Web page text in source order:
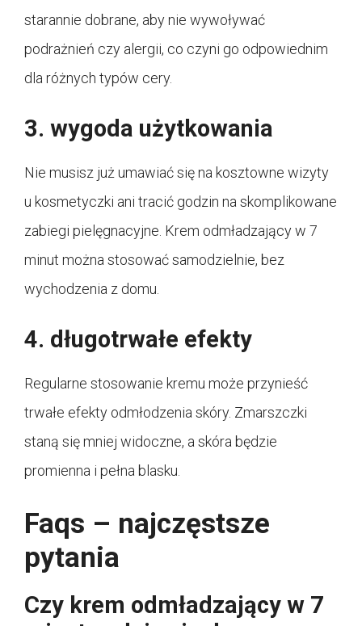
starannie dobrane, aby nie wywoływać
podrażnień czy alergii, co czyni go odpowiednim
dla różnych typów cery.
3. wygoda użytkowania
Nie musisz już umawiać się na kosztowne wizyty
u kosmetyczki ani tracić godzin na skomplikowane
zabiegi pielęgnacyjne. Krem odmładzający w 7
minut można stosować samodzielnie, bez
wychodzenia z domu.
4. długotrwałe efekty
Regularne stosowanie kremu może przynieść
trwałe efekty odmłodzenia skóry. Zmarszczki
staną się mniej widoczne, a skóra będzie
promienna i pełna blasku.
Faqs – najczęstsze
pytania
Czy krem odmładzający w 7